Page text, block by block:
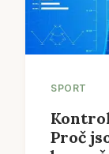
SPORT
Proč